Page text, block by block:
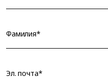
Фамилия*
Эл. почта*